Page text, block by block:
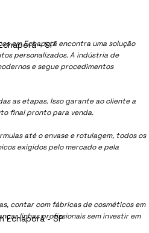
em Echaporã encontra uma solução
personalizados. A indústria de
e segue procedimentos
as etapas. Isso garante ao cliente a
final pronto para venda.
até o envase e rotulagem, todos os
exigidos pelo mercado e pela
contar com fábricas de cosméticos em
linhas profissionais sem investir em
- SP
Echaporã - SP